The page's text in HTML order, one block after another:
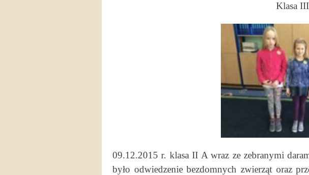
Klasa
09.12.2015 r. klasa II A wraz ze zebranymi
było odwiedzenie bezdomnych zwierząt oraz